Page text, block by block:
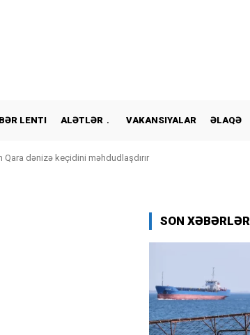
LENTI ALƏTLƏR VAKANSIYALAR ƏLAQƏ
dənizə keçidini məhdudlaşdırır
SON XƏBƏRLƏR